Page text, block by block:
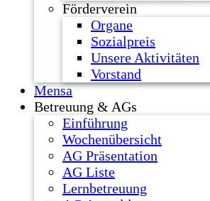
Förderverein
Organe
Sozialpreis
Unsere Aktivitäten
Vorstand
Mensa
Betreuung & AGs
Einführung
Wochenübersicht
AG Präsentation
AG Liste
Lernbetreuung